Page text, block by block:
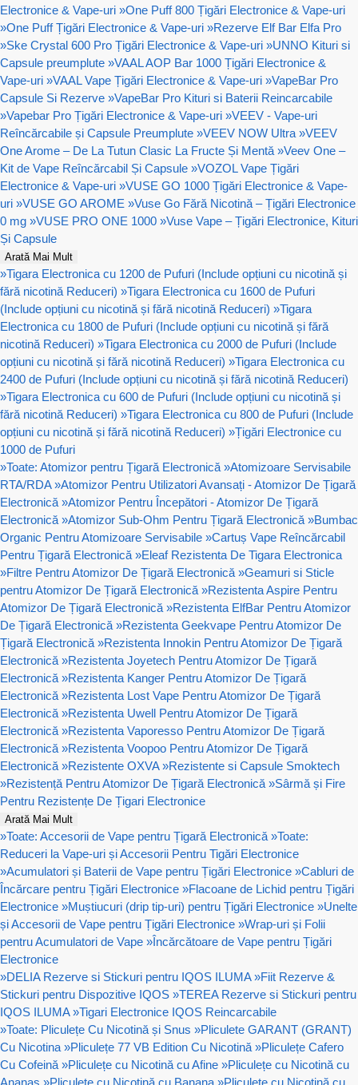
Electronice & Vape-uri »One Puff 800 Țigări Electronice & Vape-uri
»One Puff Țigări Electronice & Vape-uri »Rezerve Elf Bar Elfa Pro
»Ske Crystal 600 Pro Țigări Electronice & Vape-uri »UNNO Kituri si
Capsule preumplute »VAAL AOP Bar 1000 Țigări Electronice &
Vape-uri »VAAL Vape Țigări Electronice & Vape-uri »VapeBar Pro
Capsule Si Rezerve »VapeBar Pro Kituri si Baterii Reincarcabile
»Vapebar Pro Țigări Electronice & Vape-uri »VEEV - Vape-uri
Reîncărcabile și Capsule Preumplute »VEEV NOW Ultra »VEEV
One Arome – De La Tutun Clasic La Fructe Și Mentă »Veev One –
Kit de Vape Reîncărcabil Și Capsule »VOZOL Vape Țigări
Electronice & Vape-uri »VUSE GO 1000 Țigări Electronice & Vape-
uri »VUSE GO AROME »Vuse Go Fără Nicotină – Țigări Electronice
0 mg »VUSE PRO ONE 1000 »Vuse Vape – Țigări Electronice, Kituri
Și Capsule
Arată Mai Mult
»Tigara Electronica cu 1200 de Pufuri (Include opțiuni cu nicotină și
fără nicotină Reduceri) »Tigara Electronica cu 1600 de Pufuri
(Include opțiuni cu nicotină și fără nicotină Reduceri) »Tigara
Electronica cu 1800 de Pufuri (Include opțiuni cu nicotină și fără
nicotină Reduceri) »Tigara Electronica cu 2000 de Pufuri (Include
opțiuni cu nicotină și fără nicotină Reduceri) »Tigara Electronica cu
2400 de Pufuri (Include opțiuni cu nicotină și fără nicotină Reduceri)
»Tigara Electronica cu 600 de Pufuri (Include opțiuni cu nicotină și
fără nicotină Reduceri) »Tigara Electronica cu 800 de Pufuri (Include
opțiuni cu nicotină și fără nicotină Reduceri) »Țigări Electronice cu
1000 de Pufuri
»Toate: Atomizor pentru Țigară Electronică »Atomizoare Servisabile
RTA/RDA »Atomizor Pentru Utilizatori Avansați - Atomizor De Țigară
Electronică »Atomizor Pentru Începători - Atomizor De Țigară
Electronică »Atomizor Sub-Ohm Pentru Țigară Electronică »Bumbac
Organic Pentru Atomizoare Servisabile »Cartuș Vape Reîncărcabil
Pentru Țigară Electronică »Eleaf Rezistenta De Tigara Electronica
»Filtre Pentru Atomizor De Țigară Electronică »Geamuri si Sticle
pentru Atomizor De Țigară Electronică »Rezistenta Aspire Pentru
Atomizor De Țigară Electronică »Rezistenta ElfBar Pentru Atomizor
De Țigară Electronică »Rezistenta Geekvape Pentru Atomizor De
Țigară Electronică »Rezistenta Innokin Pentru Atomizor De Țigară
Electronică »Rezistenta Joyetech Pentru Atomizor De Țigară
Electronică »Rezistenta Kanger Pentru Atomizor De Țigară
Electronică »Rezistenta Lost Vape Pentru Atomizor De Țigară
Electronică »Rezistenta Uwell Pentru Atomizor De Țigară
Electronică »Rezistenta Vaporesso Pentru Atomizor De Țigară
Electronică »Rezistenta Voopoo Pentru Atomizor De Țigară
Electronică »Rezistente OXVA »Rezistente si Capsule Smoktech
»Rezistență Pentru Atomizor De Țigară Electronică »Sârmă și Fire
Pentru Rezistențe De Țigari Electronice
Arată Mai Mult
»Toate: Accesorii de Vape pentru Țigară Electronică »Toate:
Reduceri la Vape-uri și Accesorii Pentru Tigări Electronice
»Acumulatori și Baterii de Vape pentru Țigări Electronice »Cabluri de
Încărcare pentru Țigări Electronice »Flacoane de Lichid pentru Țigări
Electronice »Muștiucuri (drip tip-uri) pentru Țigări Electronice »Unelte
și Accesorii de Vape pentru Țigări Electronice »Wrap-uri și Folii
pentru Acumulatori de Vape »Încărcătoare de Vape pentru Țigări
Electronice
»DELIA Rezerve si Stickuri pentru IQOS ILUMA »Fiit Rezerve &
Stickuri pentru Dispozitive IQOS »TEREA Rezerve si Stickuri pentru
IQOS ILUMA »Tigari Electronice IQOS Reincarcabile
»Toate: Pliculețe Cu Nicotină și Snus »Pliculete GARANT (GRANT)
Cu Nicotina »Pliculețe 77 VB Edition Cu Nicotină »Pliculețe Cafero
Cu Cofeină »Pliculețe cu Nicotină cu Afine »Pliculețe cu Nicotină cu
Ananas »Pliculețe cu Nicotină cu Banana »Pliculețe cu Nicotină cu